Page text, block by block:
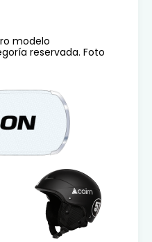
modelo
reservada. Foto